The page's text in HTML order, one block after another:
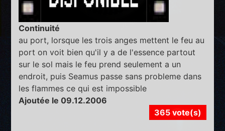
Continuité
au port, lorsque les trois anges mettent le feu au
port on voit bien qu'il y a de l'essence partout
sur le sol mais le feu prend seulement a un
endroit, puis Seamus passe sans probleme dans
les flammes ce qui est impossible
Ajoutée le 09.12.2006
365 vote(s)